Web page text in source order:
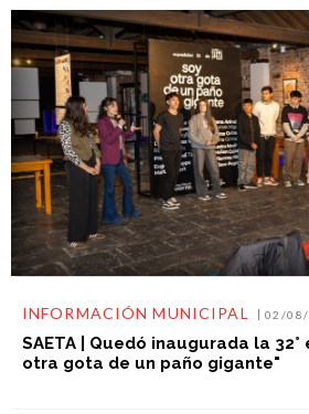
INFORMACIÓN MUNICIPAL 02/
SAETA | Quedó inaugurada la 32°
otra gota de un paño gigante"